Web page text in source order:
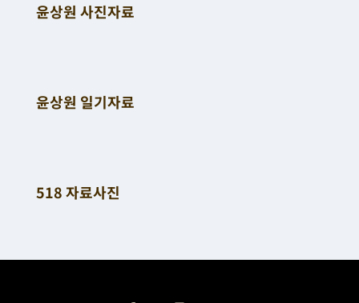
윤상원 사진자료
윤상원 일기자료
518 자료사진